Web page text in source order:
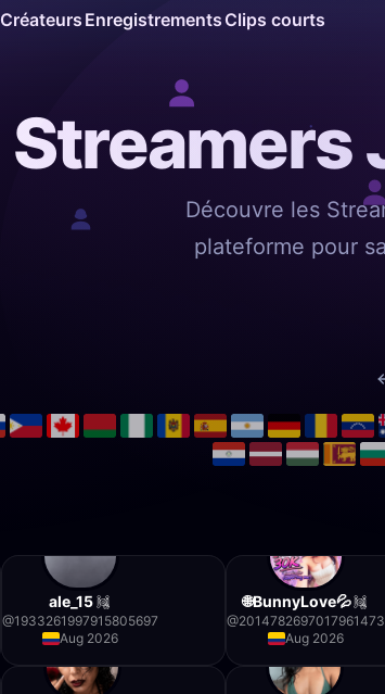
Créateurs Enregistrements Clips courts
Streamers
Découvre les
plateforme pour
ale_15
@1933261997915805697
Aug 2026
🌐BunnyLove💦
@2014782697017961473
Aug 2026